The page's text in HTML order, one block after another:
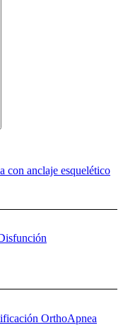
con anclaje esquelético
OrthoApnea